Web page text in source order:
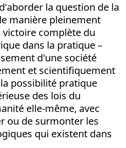
la question de la
manière pleinement
victoire complète du
dans la pratique –
d'une société
et scientifiquement
possibilité pratique
des lois du
elle-même, avec
ou de surmonter les
qui existent dans